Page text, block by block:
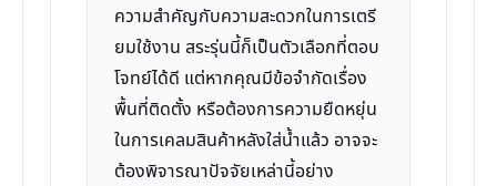
ความสำคัญกับความสะดวกในการเตรี
ยมใช้งาน สระรุ่นนี้ก็เป็นตัวเลือกที่ตอบ
โจทย์ได้ดี แต่หากคุณมีข้อจำกัดเรื่อง
พื้นที่ติดตั้ง หรือต้องการความยืดหยุ่น
ในการเคลมสินค้าหลังใส่น้ำแล้ว อาจจะ
ต้องพิจารณาปัจจัยเหล่านี้อย่าง